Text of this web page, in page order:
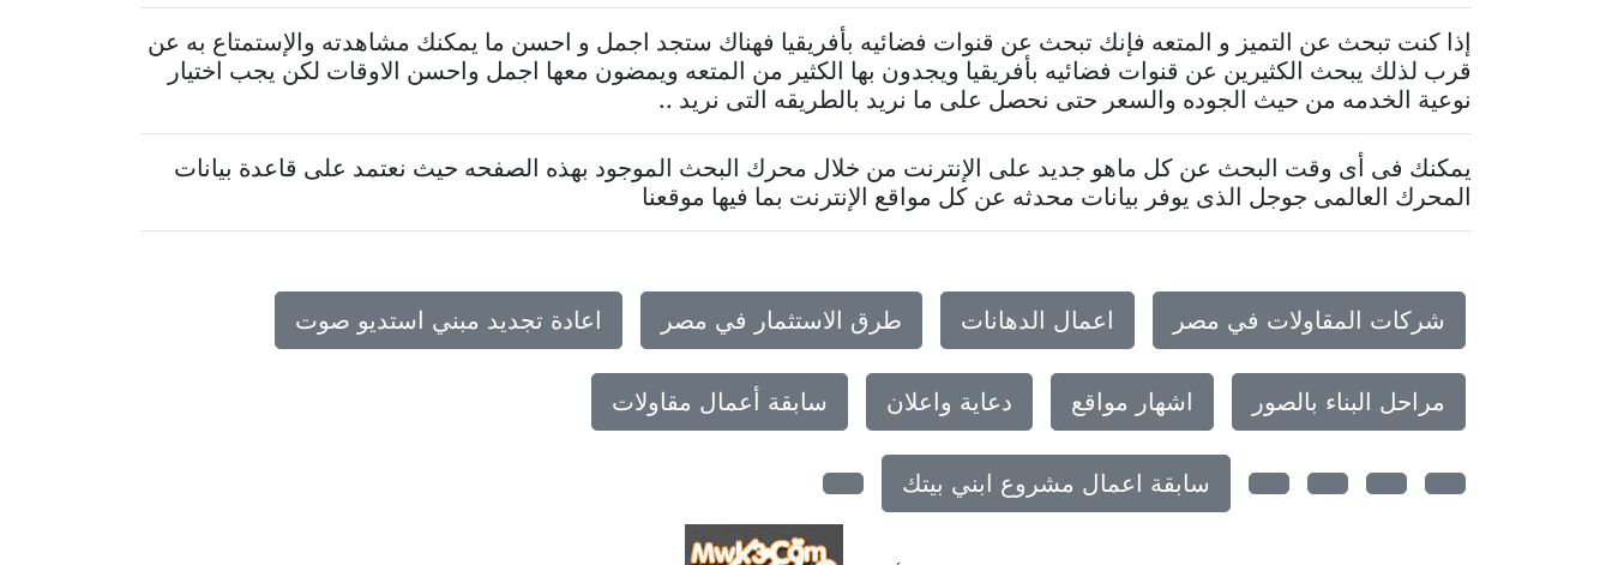
إذا كنت تبحث عن التميز و المتعه فإنك تبحث عن قنوات فضائيه بأفريقيا فهناك ستجد اجمل و احسن ما يمكنك مشاهدته والإستمتاع به عن
قرب لذلك يبحث الكثيرين عن قنوات فضائيه بأفريقيا ويجدون بها الكثير من المتعه ويمضون معها اجمل واحسن الاوقات لكن يجب اختيار
نوعية الخدمه من حيث الجوده والسعر حتى نحصل على ما نريد بالطريقه التى نريد ..
يمكنك فى أى وقت البحث عن كل ماهو جديد على الإنترنت من خلال محرك البحث الموجود بهذه الصفحه حيث نعتمد على قاعدة بيانات
المحرك العالمى جوجل الذى يوفر بيانات محدثه عن كل مواقع الإنترنت بما فيها موقعنا
شركات المقاولات في مصر اعمال الدهانات طرق الاستثمار في مصر اعادة تجديد مبني استديو صوت
مراحل البناء بالصور اشهار مواقع دعاية واعلان سابقة أعمال مقاولات
سابقة اعمال مشروع ابني بيتك